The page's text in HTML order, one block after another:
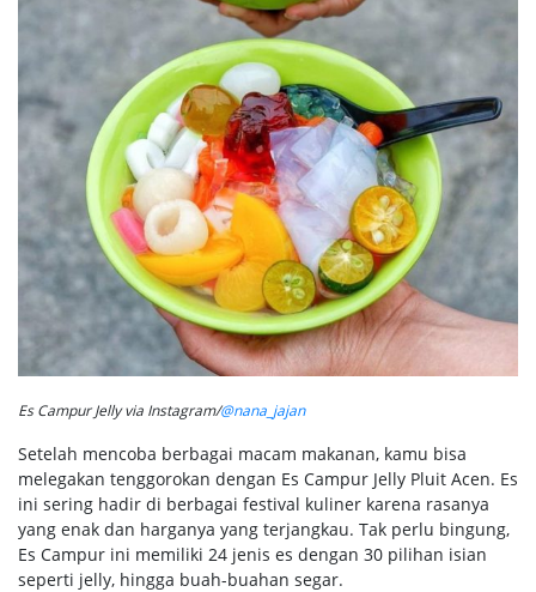
Es Campur Jelly via Instagram/@nana_jajan
Setelah mencoba berbagai macam makanan, kamu bisa
melegakan tenggorokan dengan Es Campur Jelly Pluit Acen. Es
ini sering hadir di berbagai festival kuliner karena rasanya
yang enak dan harganya yang terjangkau. Tak perlu bingung,
Es Campur ini memiliki 24 jenis es dengan 30 pilihan isian
seperti jelly, hingga buah-buahan segar.